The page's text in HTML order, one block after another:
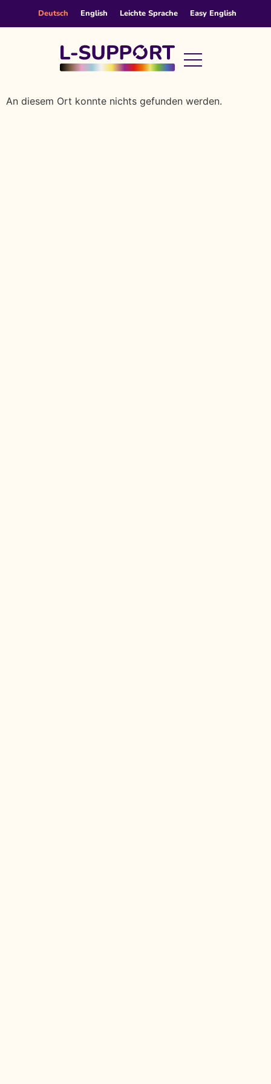
Deutsch English Leichte Sprache Easy English
An diesem Ort konnte nichts gefunden werden.